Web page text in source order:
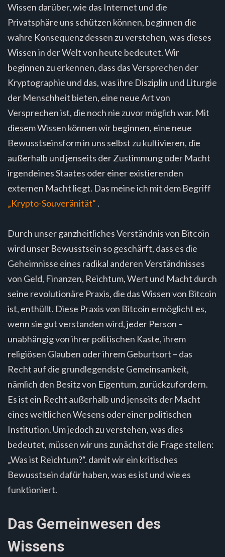
Wissen darüber, wie das Internet und die
Privatsphäre uns schützen können, beginnen die
wahre Konsequenz dessen zu verstehen, was dieses
Wissen in der Welt von heute bedeutet. Wir
beginnen zu erkennen, dass das Versprechen der
Kryptographie und das, was ihre Disziplin und Liturgie
der Menschheit bieten, eine neue Art von
Versprechen ist, die noch nie zuvor möglich war. Mit
diesem Wissen können wir beginnen, eine neue
Bewusstseinsform in uns selbst zu kultivieren, die
außerhalb und jenseits der Zustimmung oder Macht
irgendeines Staates oder einer existierenden
externen Macht liegt. Das meine ich mit dem Begriff
„Krypto-Souveränität“ .
Durch unser ganzheitliches Verständnis von Bitcoin
wird unser Bewusstsein so geschärft, dass es die
Geheimnisse eines radikal anderen Verständnisses
von Geld, Finanzen, Reichtum, Wert und Macht durch
seine revolutionäre Praxis, die das Wissen von Bitcoin
ist, enthüllt. Diese Praxis von Bitcoin ermöglicht es,
wenn sie gut verstanden wird, jeder Person –
unabhängig von ihrer politischen Kaste, ihrem
religiösen Glauben oder ihrem Geburtsort – das
Recht auf die grundlegendste Gemeinsamkeit,
nämlich den Besitz von Eigentum, zurückzufordern.
Es ist ein Recht außerhalb und jenseits der Macht
eines weltlichen Wesens oder einer politischen
Institution. Um jedoch zu verstehen, was dies
bedeutet, müssen wir uns zunächst die Frage stellen:
„Was ist Reichtum?“. damit wir ein kritisches
Bewusstsein dafür haben, was es ist und wie es
funktioniert.
Das Gemeinwesen des
Wissens